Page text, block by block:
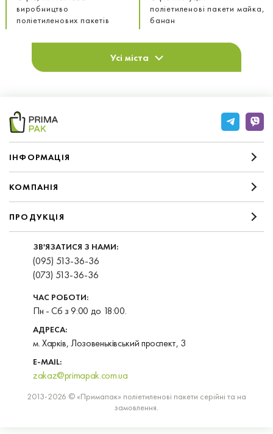
виробництво
поліетиленових пакетів
поліетиленові пакети майка,
банан
Усі міста
IНФОРМАЦIЯ
КОМПАНIЯ
ПРОДУКЦІЯ
ЗВ'ЯЗАТИСЯ З НАМИ:
(095) 513-36-36
(073) 513-36-36
ЧАС РОБОТИ:
Пн - Сб з 9:00 до 18:00.
АДРЕСА:
м. Харків, Лозовеньківський проспект, 3
E-MAIL:
zakaz@primapak.com.ua
2013-2026 © «Примапак» поліетиленові пакети серійні та на
замовлення.